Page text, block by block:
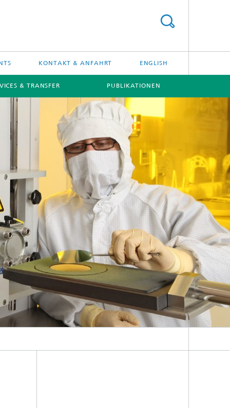
KONTAKT & ANFAHRT ENGLISH
& TRANSFER PUBLIKATIONEN